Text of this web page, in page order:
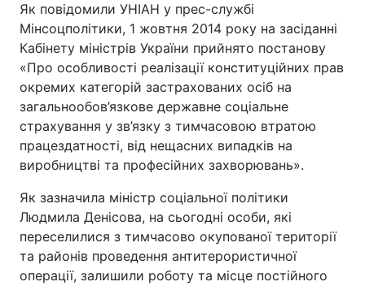
Як повідомили УНІАН у прес-службі
Мінсоцполітики, 1 жовтня 2014 року на засіданні
Кабінету міністрів України прийнято постанову
«Про особливості реалізації конституційних прав
окремих категорій застрахованих осіб на
загальнообов’язкове державне соціальне
страхування у зв’язку з тимчасовою втратою
працездатності, від нещасних випадків на
виробництві та професійних захворювань».
Як зазначила міністр соціальної політики
Людмила Денісова, на сьогодні особи, які
переселилися з тимчасово окупованої території
та районів проведення антитерористичної
операції, залишили роботу та місце постійного